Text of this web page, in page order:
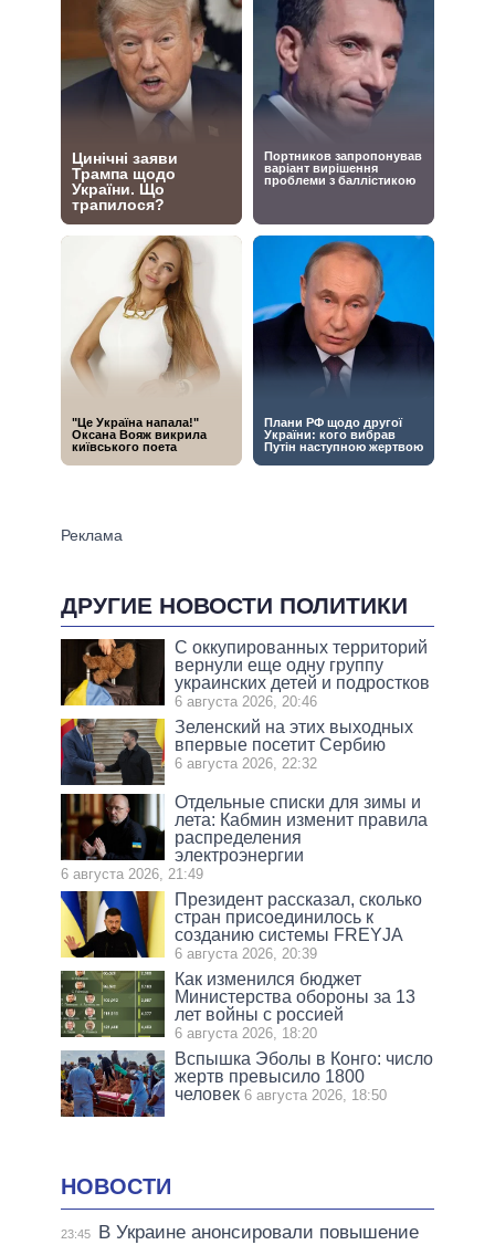
ДРУГИЕ НОВОСТИ ПОЛИТИКИ
С оккупированных территорий
вернули еще одну группу
украинских детей и подростков
6 августа 2026, 20:46
Зеленский на этих выходных
впервые посетит Сербию
6 августа 2026, 22:32
Отдельные списки для зимы и
лета: Кабмин изменит правила
распределения
электроэнергии
6 августа 2026, 21:49
Президент рассказал, сколько
стран присоединилось к
созданию системы FREYJA
6 августа 2026, 20:39
Как изменился бюджет
Министерства обороны за 13
лет войны с россией
6 августа 2026, 18:20
Вспышка Эболы в Конго: число
жертв превысило 1800
человек 6 августа 2026, 18:50
НОВОСТИ
23:45
В Украине анонсировали повышение